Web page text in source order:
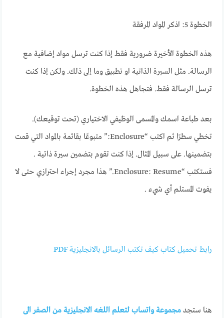
الخطوة 5: اذكر المواد المرفقة
هذه الخطوة الأخيرة ضرورية فقط إذا كنت ترسل مواد إضافية مع
الرسالة. مثل السيرة الذاتية او تطبيق وما إلى ذلك. ولكن إذا كنت
ترسل الرسالة فقط. فتجاهل هذه الخطوة.
بعد طباعة اسمك والمسمى الوظيفي الاختياري (تحت توقيعك).
تخطي سطرًا ثم اكتب “Enclosure:” متبوعًا بقائمة بالمواد التي قمت
بتضمينها. على سبيل المثال. إذا كنت تقوم بتضمين سيرة ذاتية .
فستكتب “Enclosure: Resume.” هذا مجرد إجراء احترازي حتى لا
يفوت المستلم أي شيء .
رابط تحميل كتاب كيف تكتب الرسائل بالانجليزية PDF
هنا ستجدمجموعة واتساب لتعلم اللغه الانجليزية من الصفر الى